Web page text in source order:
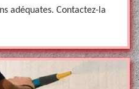
adéquates. Contactez-la